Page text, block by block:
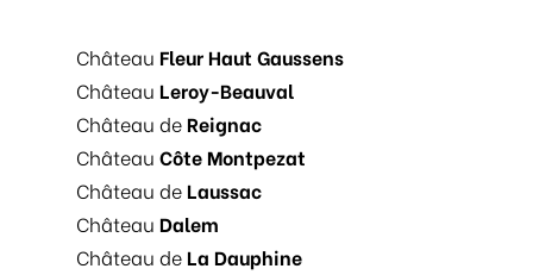
Château Fleur Haut Gaussens
ChâteauLeroy-Beauval
Château deReignac
ChâteauCôte Montpezat
Château deLaussac
ChâteauDalem
Château deLa Dauphine